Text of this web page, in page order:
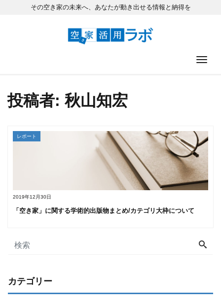
その空き家の未来へ、あなたが動き出せる情報と納得を
ナビ
投稿者: 秋山知宏
2019年12月30日
レポート
「空き家」に関する学術的出版物まとめ/カテゴリ大枠について
カテゴリー